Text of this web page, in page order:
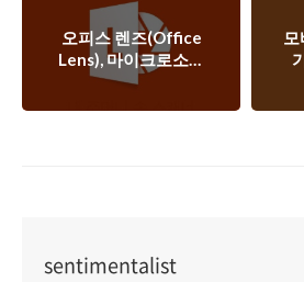
오피스 렌즈(Office
Lens), 마이크로소프
트가 만든 스캐너 어
sentimentalist